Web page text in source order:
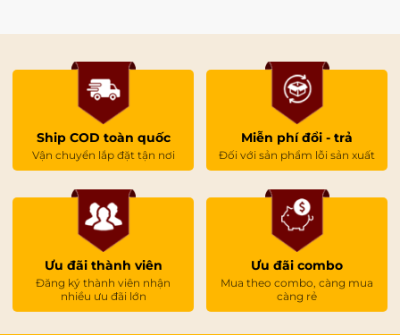
Ship COD toàn quốc
Vận chuyển lắp đặt tận nơi
Miễn phí đổi - trả
Đối với sản phẩm lỗi sản xuất
Ưu đãi thành viên
Đăng ký thành viên nhận
nhiều ưu đãi lớn
Ưu đãi combo
Mua theo combo, càng mua
càng rẻ